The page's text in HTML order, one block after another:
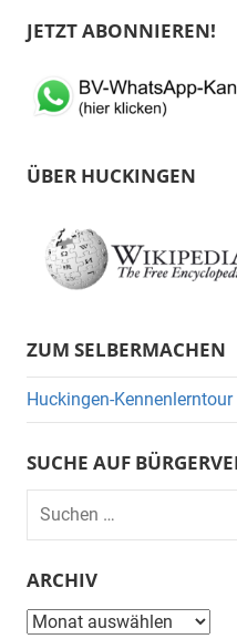
JETZT ABONNIEREN!
ÜBER HUCKINGEN
ZUM SELBERMACHEN
Huckingen-Kennenlerntour
SUCHE AUF
Suchen
nach:
ARCHIV
Archiv